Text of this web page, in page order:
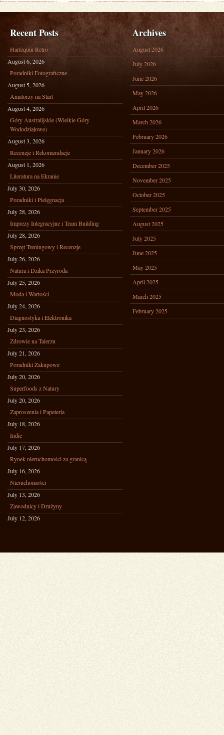
Recent Posts
Harlequin Retro
August 6, 2026
Poradniki Fotograficzne
August 5, 2026
Amatorzy na Start
August 4, 2026
Góry Australijskie (Wielkie Góry
Wododziałowe)
August 3, 2026
Recenzje i Rekomendacje
August 1, 2026
Literatura na Ekranie
July 30, 2026
Poradniki i Pielęgnacja
July 28, 2026
Imprezy Integracyjne i Team Building
July 28, 2026
Sprzęt Treningowy i Recenzje
July 26, 2026
Natura i Dzika Przyroda
July 25, 2026
Moda i Wartości
July 24, 2026
Diagnostyka i Elektronika
July 23, 2026
Zdrowie na Talerzu
July 21, 2026
Poradniki Zakupowe
July 20, 2026
Superfoods z Natury
July 20, 2026
Zaproszenia i Papeteria
July 18, 2026
Indie
July 17, 2026
Rynek nieruchomości za granicą
July 16, 2026
Nieruchomości
July 13, 2026
Zawodnicy i Drużyny
July 12, 2026
Archives
August 2026
July 2026
June 2026
May 2026
April 2026
March 2026
February 2026
January 2026
December 2025
November 2025
October 2025
September 2025
August 2025
July 2025
June 2025
May 2025
April 2025
March 2025
February 2025